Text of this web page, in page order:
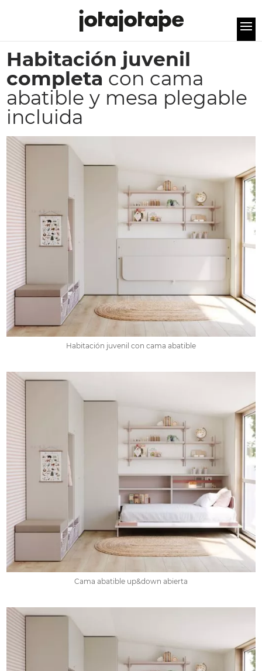
Habitación juvenil
completa con cama
abatible y mesa plegable
incluida
Habitación juvenil con cama abatible
Cama abatible up&down abierta